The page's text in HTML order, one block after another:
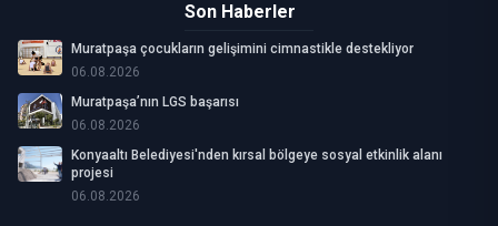
Son Haberler
Muratpaşa çocukların gelişimini cimnastikle destekliyor
06.08.2026
Muratpaşa’nın LGS başarısı
06.08.2026
Konyaaltı Belediyesi'nden kırsal bölgeye sosyal etkinlik alanı
projesi
06.08.2026